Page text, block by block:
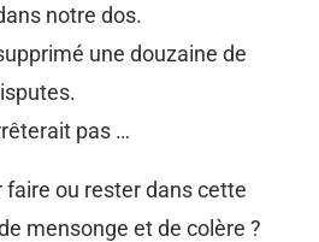
notre dos.
une douzaine de
pas …
faire ou rester dans cette
mensonge et de colère ?